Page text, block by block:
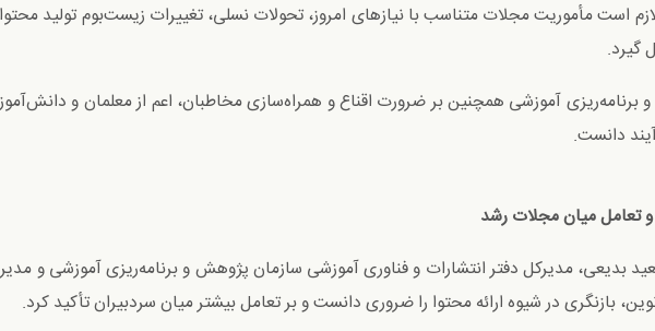
است مأموریت مجلات متناسب با نیازهای امروز، تحولات نسلی، تغییرات زیست‌بوم تولید
گیرد.
آموزشی همچنین بر ضرورت اقناع و همراه‌سازی مخاطبان، اعم از معلمان و
دانست.
و تعامل میان مجلات رشد
بدیعی، مدیرکل دفتر انتشارات و فناوری آموزشی سازمان پژوهش و برنامه‌ریزی آموزشی و
بازنگری در شیوه ارائه محتوا را ضروری دانست و بر تعامل بیشتر میان سردبیران تأکید کرد.